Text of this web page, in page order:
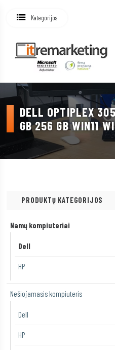
Kategorijos
DELL OPTIPLEX
GB 256 GB WIN11
PRODUKTŲ KATEGORIJOS
Namų kompiuteriai
Dell
HP
Nešiojamasis kompiuteris
Dell
HP